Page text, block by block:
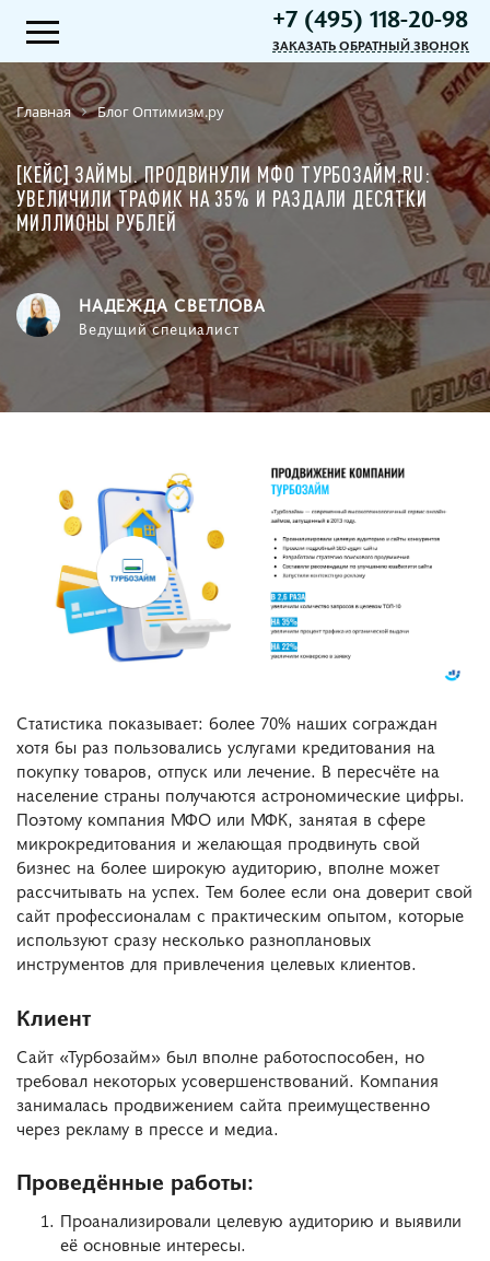
+7 (495) 118-20-98
ЗАКАЗАТЬ ОБРАТНЫЙ ЗВОНОК
Главная Блог Оптимизм.ру
[КЕЙС] ЗАЙМЫ. ПРОДВИНУЛИ МФО ТУРБОЗАЙМ.RU:
УВЕЛИЧИЛИ ТРАФИК НА 35% И РАЗДАЛИ ДЕСЯТКИ
МИЛЛИОНЫ РУБЛЕЙ
НАДЕЖДА СВЕТЛОВА
Ведущий специалист
Статистика показывает: более 70% наших сограждан
хотя бы раз пользовались услугами кредитования на
покупку товаров, отпуск или лечение. В пересчёте на
население страны получаются астрономические цифры.
Поэтому компания МФО или МФК, занятая в сфере
микрокредитования и желающая продвинуть свой
бизнес на более широкую аудиторию, вполне может
рассчитывать на успех. Тем более если она доверит свой
сайт профессионалам с практическим опытом, которые
используют сразу несколько разноплановых
инструментов для привлечения целевых клиентов.
Клиент
Сайт «Турбозайм» был вполне работоспособен, но
требовал некоторых усовершенствований. Компания
занималась продвижением сайта преимущественно
через рекламу в прессе и медиа.
Проведённые работы:
Проанализировали целевую аудиторию и выявили
её основные интересы.